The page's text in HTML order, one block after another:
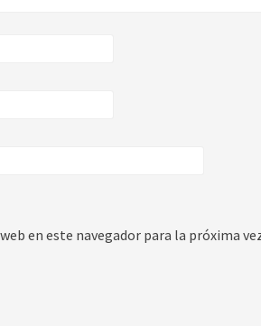
en este navegador para la próxima